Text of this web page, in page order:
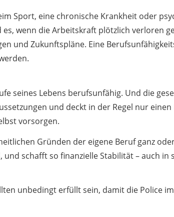
Sport, eine chronische Krankheit oder
wenn die Arbeitskraft plötzlich verloren
und Zukunftspläne. Eine
seines Lebens berufsunfähig. Und die
und deckt in der Regel nur
vorsorgen.
Gründen der eigene Beruf ganz
schafft so finanzielle Stabilität – auch in
unbedingt erfüllt sein, damit die Police